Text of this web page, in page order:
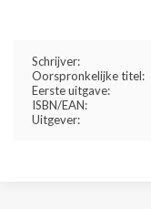
Schrijver:
Oorspronkelijke titel:
Eerste uitgave:
ISBN/EAN:
Uitgever: